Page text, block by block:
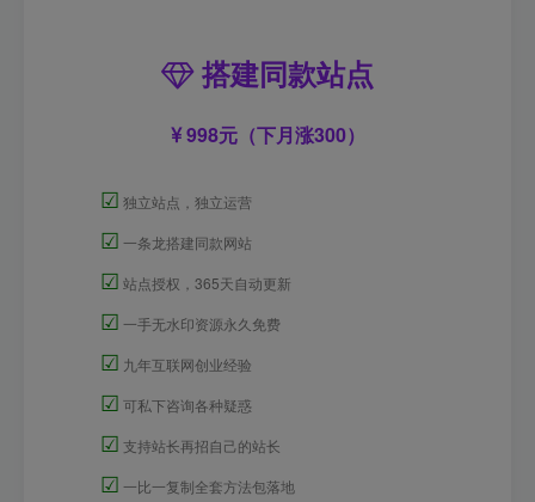
搭建同款站点
998元（下月涨300）
☑ 独立站点，独立运营
☑ 一条龙搭建同款网站
☑ 站点授权，365天自动更新
☑ 一手无水印资源永久免费
☑ 九年互联网创业经验
☑ 可私下咨询各种疑惑
☑ 支持站长再招自己的站长
☑ 一比一复制全套方法包落地